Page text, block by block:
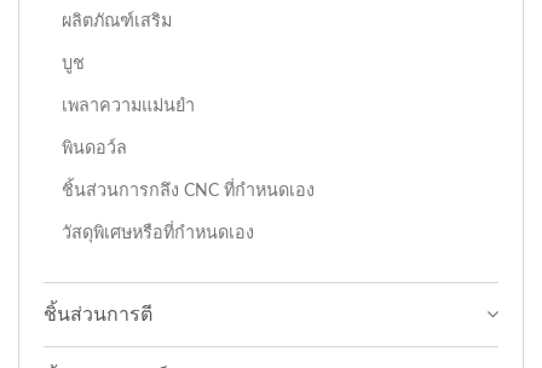
ผลิตภัณฑ์เสริม
บูช
เพลาความแม่นยำ
พินดอว์ล
ชิ้นส่วนการกลึง CNC ที่กำหนดเอง
วัสดุพิเศษหรือที่กำหนดเอง
ชิ้นส่วนการตี